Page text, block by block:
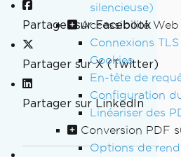
silencieuse)
Accessibilité Web
Connexions
Cookies
En-tête de
Configuration
Linéariser des
Conversion PDF
Options de
Partager sur Facebook
Partager sur X (Twitter)
Partager sur LinkedIn